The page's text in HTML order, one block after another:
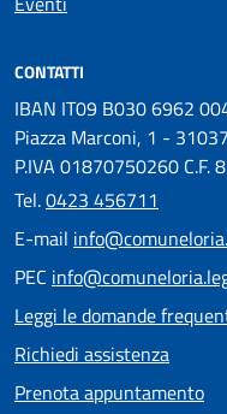
CONTATTI
IBAN IT09 B030 6962
Piazza Marconi, 1 -
P.IVA 01870750260 C.F.
Tel.0423 456711
E-mail
PEC
Leggi le domande
Richiedi assistenza
Prenota appuntamento